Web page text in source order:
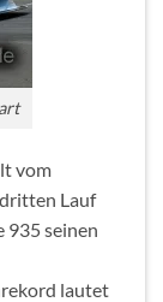
vom
Lauf
935 seinen
lautet